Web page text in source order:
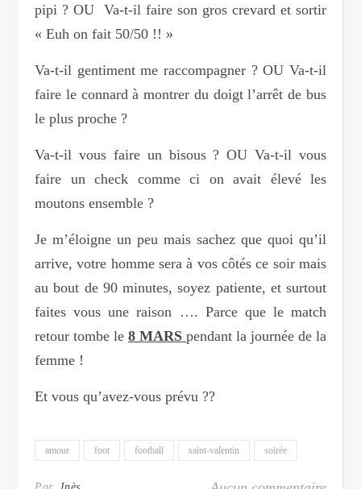
pipi ? OU Va-t-il faire son gros crevard et sortir
« Euh on fait 50/50 !! »
Va-t-il gentiment me raccompagner ? OU Va-t-il
faire le connard à montrer du doigt l’arrêt de bus
le plus proche ?
Va-t-il vous faire un bisous ? OU Va-t-il vous
faire un check comme ci on avait élevé les
moutons ensemble ?
Je m’éloigne un peu mais sachez que quoi qu’il
arrive, votre homme sera à vos côtés ce soir mais
au bout de 90 minutes, soyez patiente, et surtout
faites vous une raison …. Parce que le match
retour tombe le 8 MARS pendant la journée de la
femme !
Et vous qu’avez-vous prévu ??
amour foot football saint-valentin soirée